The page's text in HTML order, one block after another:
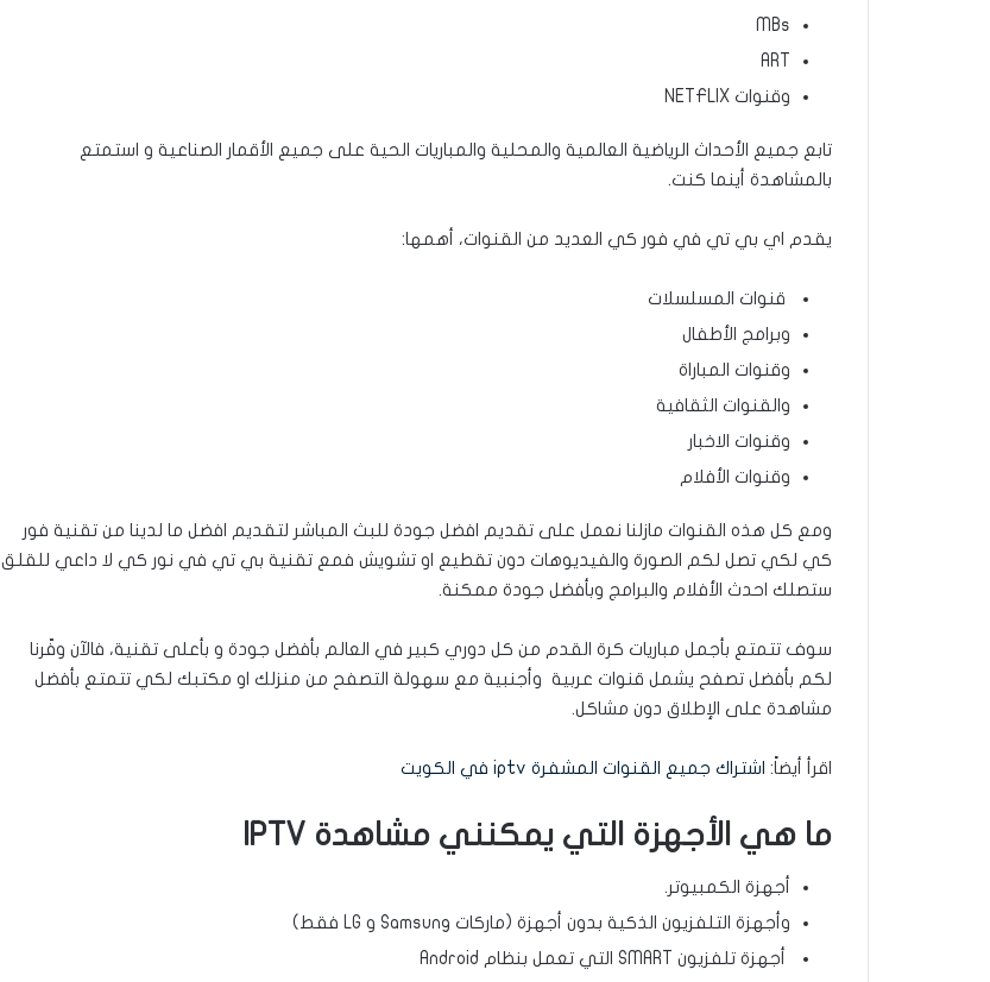
MBs
ART
وقنوات NETFLIX
تابع جميع الأحداث الرياضية العالمية والمحلية والمباريات الحية على جميع الأقمار الصناعية و استمتع
بالمشاهدة أينما كنت.
يقدم اي بي تي في فور كي العديد من القنوات، أهمها:
قنوات المسلسلات
وبرامج الأطفال
وقنوات المباراة
والقنوات الثقافية
وقنوات الاخبار
وقنوات الأفلام
ومع كل هذه القنوات مازلنا نعمل على تقديم افضل جودة للبث المباشر لتقديم افضل ما لدينا من تقنية فور
كي لكي تصل لكم الصورة والفيديوهات دون تقطيع او تشويش فمع تقنية بي تي في نور كي لا داعي للقلق
ستصلك احدث الأفلام والبرامج وبأفضل جودة ممكنة.
سوف تتمتع بأجمل مباريات كرة القدم من كل دوري كبير في العالم بأفضل جودة و بأعلى تقنية، فالآن وفّرنا
لكم بأفضل تصفح يشمل قنوات عربية وأجنبية مع سهولة التصفح من منزلك او مكتبك لكي تتمتع بأفضل
مشاهدة على الإطلاق دون مشاكل.
اقرأ أيضاً: اشتراك جميع القنوات المشفرة iptv في الكويت
ما هي الأجهزة التي يمكنني مشاهدة IPTV
أجهزة الكمبيوتر.
وأجهزة التلفزيون الذكية بدون أجهزة (ماركات Samsung و LG فقط)
أجهزة تلفزيون SMART التي تعمل بنظام Android